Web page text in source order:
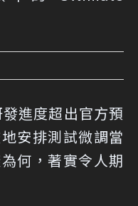
進度超出官方預
安排測試微調當
何，著實令人期